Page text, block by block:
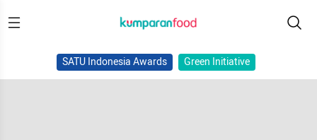
SATU Indonesia Awards Green Initiative